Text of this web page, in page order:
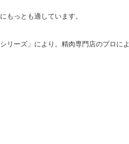
もっとも適しています。
リーズ」により。精肉専門店のプロによ